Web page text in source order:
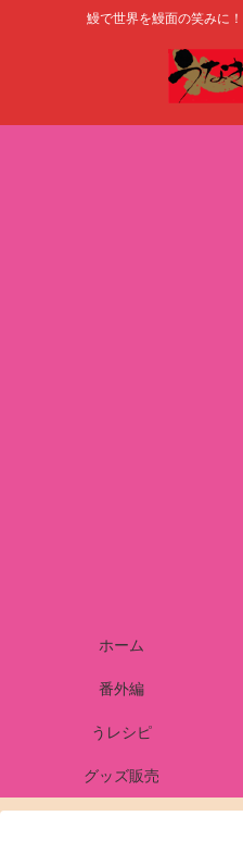
鰻で世界を鰻面の笑みに
ホーム
番外編
うレシピ
グッズ販売